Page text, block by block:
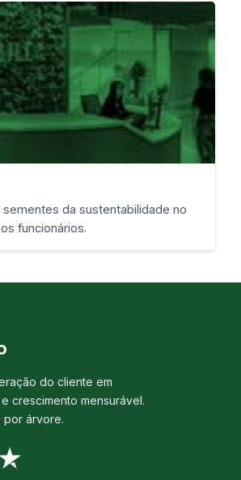
sementes da sustentabilidade no
funcionários.
do cliente em
crescimento mensurável.
por árvore.